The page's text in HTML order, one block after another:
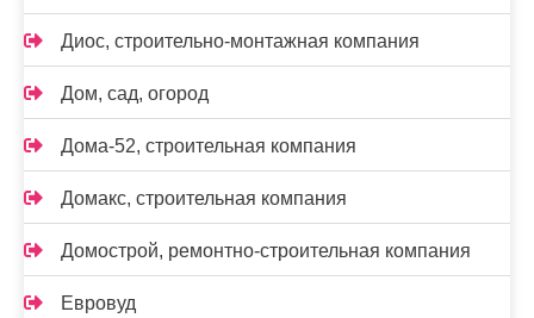
Диос, строительно-монтажная компания
Дом, сад, огород
Дома-52, строительная компания
Домакс, строительная компания
Домострой, ремонтно-строительная компания
Евровуд